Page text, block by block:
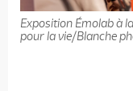
Exposition Émolab à
pour la vie/Blanche